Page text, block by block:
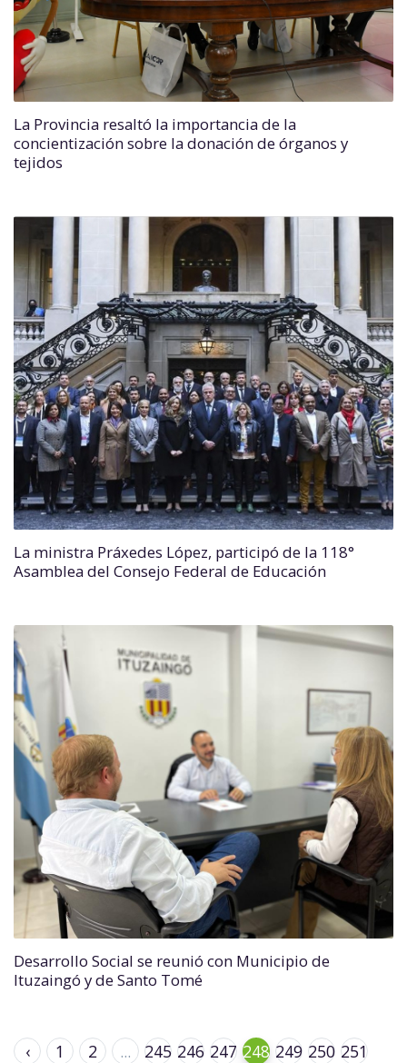
La Provincia resaltó la importancia de la
concientización sobre la donación de órganos y
tejidos
La ministra Práxedes López, participó de la 118°
Asamblea del Consejo Federal de Educación
Desarrollo Social se reunió con Municipio de
Ituzaingó y de Santo Tomé
‹ 1 2 ... 245 246 247 248 249 250 251